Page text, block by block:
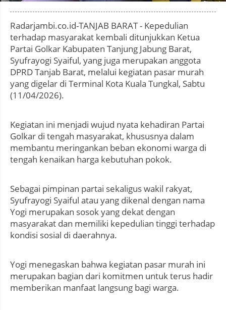
Photo by
Radarjambi.co.id-TANJAB BARAT - Kepedulian
terhadap masyarakat kembali ditunjukkan Ketua
Partai Golkar Kabupaten Tanjung Jabung Barat,
Syufrayogi Syaiful, yang juga merupakan anggota
DPRD Tanjab Barat, melalui kegiatan pasar murah
yang digelar di Terminal Kota Kuala Tungkal, Sabtu
(11/04/2026).
Kegiatan ini menjadi wujud nyata kehadiran Partai
Golkar di tengah masyarakat, khususnya dalam
membantu meringankan beban ekonomi warga di
tengah kenaikan harga kebutuhan pokok.
Sebagai pimpinan partai sekaligus wakil rakyat,
Syufrayogi Syaiful atau yang dikenal dengan nama
Yogi merupakan sosok yang dekat dengan
masyarakat dan memiliki kepedulian tinggi terhadap
kondisi sosial di daerahnya.
Yogi menegaskan bahwa kegiatan pasar murah ini
merupakan bagian dari komitmen untuk terus hadir
memberikan manfaat langsung bagi warga.